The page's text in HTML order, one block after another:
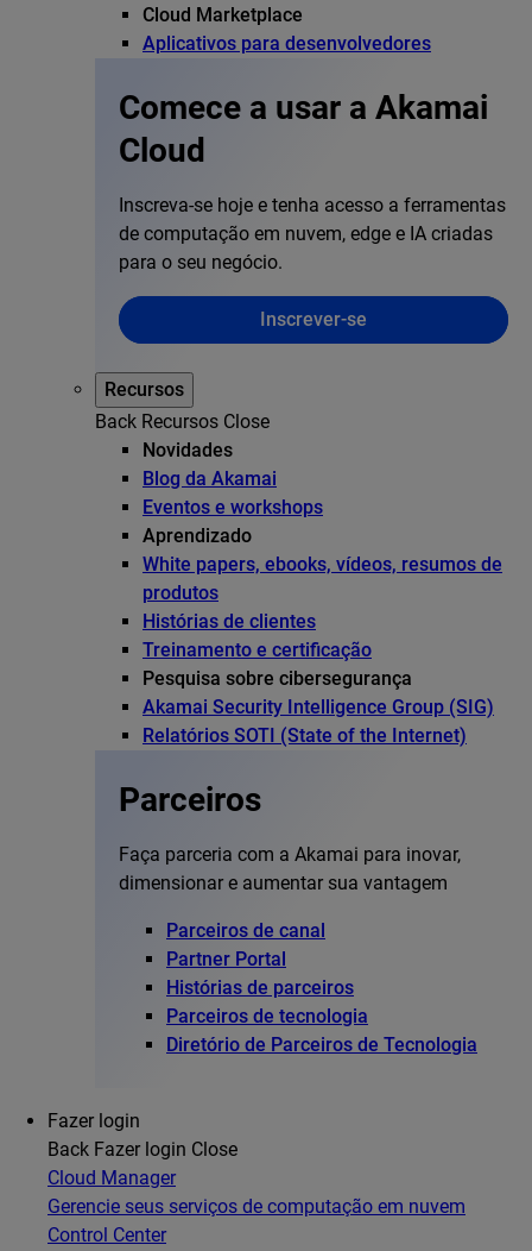
Cloud Marketplace
Aplicativos para desenvolvedores
Comece a usar a Akamai
Cloud
Inscreva-se hoje e tenha acesso a ferramentas
de computação em nuvem, edge e IA criadas
para o seu negócio.
Inscrever-se
Recursos
Back Recursos Close
Novidades
Blog da Akamai
Eventos e workshops
Aprendizado
White papers, ebooks, vídeos, resumos de
produtos
Histórias de clientes
Treinamento e certificação
Pesquisa sobre cibersegurança
Akamai Security Intelligence Group (SIG)
Relatórios SOTI (State of the Internet)
Parceiros
Faça parceria com a Akamai para inovar,
dimensionar e aumentar sua vantagem
Parceiros de canal
Partner Portal
Histórias de parceiros
Parceiros de tecnologia
Diretório de Parceiros de Tecnologia
Fazer login
Back Fazer login Close
Cloud Manager
Gerencie seus serviços de computação em nuvem
Control Center